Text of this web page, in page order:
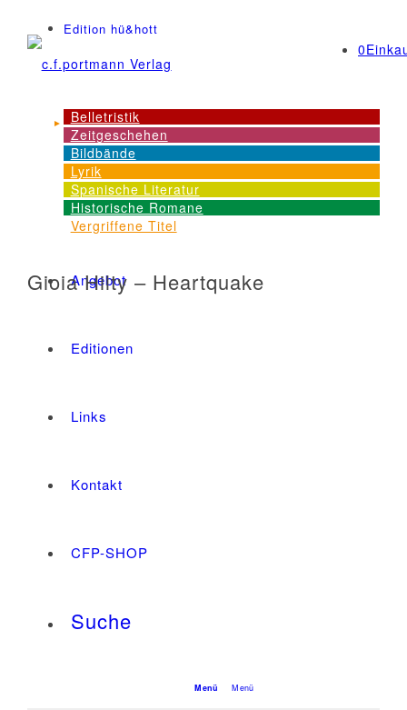
Edition hü&hott
0
NEWS
Dienstleistungen
Angebot
Editionen
Links
Kontakt
CFP-SHOP
Suche
Menü Menü
Belletristik
Zeitgeschehen
Bildbände
Lyrik
Spanische Literatur
Historische Romane
Vergriffene Titel
Gioia Hilty – Heartquake